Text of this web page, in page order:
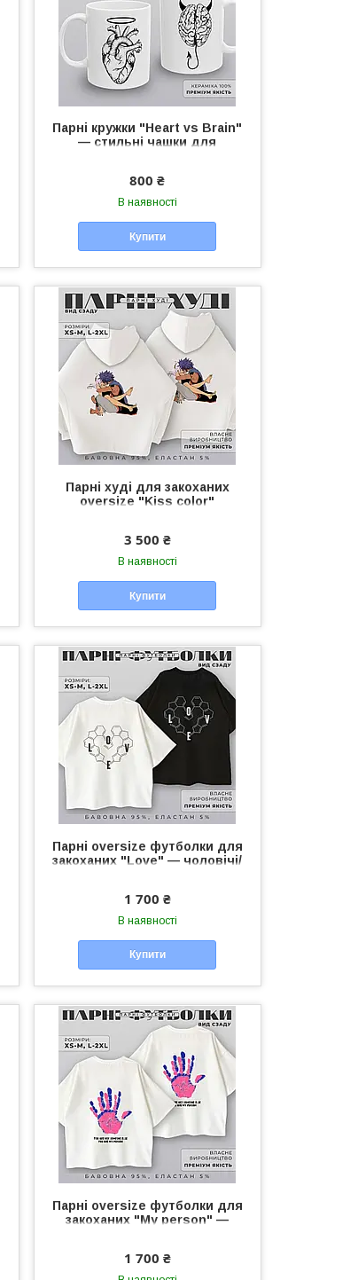
Парні кружки "Heart vs Brain"
— стильні чашки для
800 ₴
В наявності
Купити
Парні худі для закоханих
oversize "Kiss color"
3 500 ₴
В наявності
Купити
Парні oversize футболки для
закоханих "Love" — чоловічі/
1 700 ₴
В наявності
Купити
Парні oversize футболки для
закоханих "My person" —
1 700 ₴